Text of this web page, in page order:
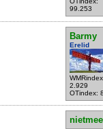
99.253
Barmy
Erelid
2.929
OTindex: